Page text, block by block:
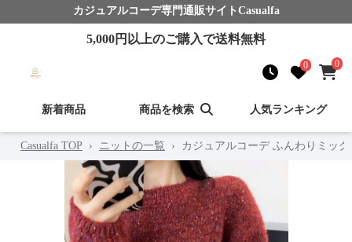
カジュアルコーデ専門通販サイト Casualfa
5,000円以上のご購入で送料無料
0 0
新着商品 商品を検索 人気ランキング
Casualfa TOP › ニットの一覧 › カジュアルコーデ ふんわりミッ